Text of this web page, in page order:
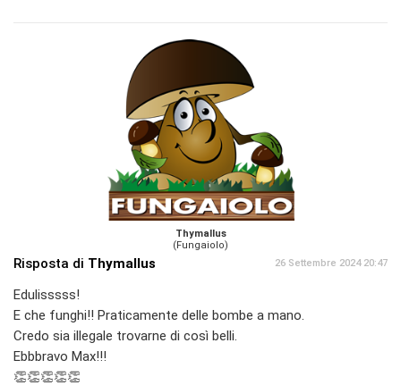
Thymallus
(Fungaiolo)
Risposta di Thymallus 26 Settembre 2024 20:47
Edulisssss!
E che funghi!! Praticamente delle bombe a mano.
Credo sia illegale trovarne di così belli.
Ebbbravo Max!!!
👏👏👏👏👏